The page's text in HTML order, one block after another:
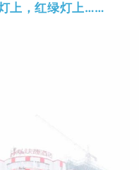
上，红绿灯上……